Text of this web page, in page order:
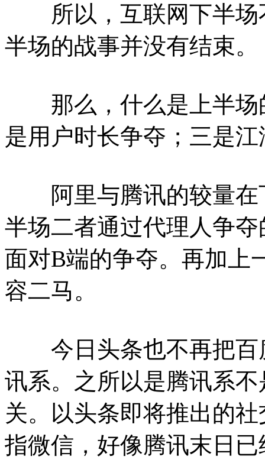
所以，互联网下半场
半场的战事并没有结束。
那么，什么是上半场
是用户时长争夺；三是
阿里与腾讯的较量在
半场二者通过代理人争
面对B端的争夺。再加上
容二马。
今日头条也不再把百
讯系。之所以是腾讯系
关。以头条即将推出的
指微信，好像腾讯末日